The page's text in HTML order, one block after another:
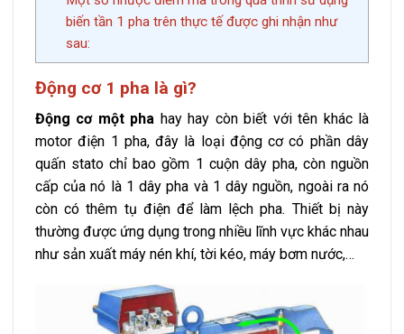
biến tần 1 pha trên thực tế được ghi nhận như
sau:
Động cơ 1 pha là gì?
Động cơ một pha hay hay còn biết với tên khác là
motor điện 1 pha, đây là loại động cơ có phần dây
quấn stato chỉ bao gồm 1 cuộn dây pha, còn nguồn
cấp của nó là 1 dây pha và 1 dây nguồn, ngoài ra nó
còn có thêm tụ điện để làm lệch pha. Thiết bị này
thường được ứng dụng trong nhiều lĩnh vực khác nhau
như sản xuất máy nén khí, tời kéo, máy bơm nước,…